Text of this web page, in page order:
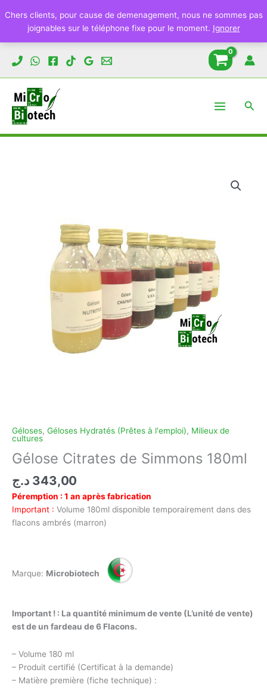
Chers clients, pour cause de demenagement, nous ne sommes pas
joignables sur le téléphone fixe pour le moment. Ignorer
Géloses, Géloses Hydratés (Prêtes à l'emploi), Milieux de
cultures
Gélose Citrates de Simmons 180ml
343,00 د.ج
Péremption : 1 an après fabrication
Important : Volume 180ml disponible temporairement dans des
flacons ambrés (marron)
Marque: Microbiotech
Important ! : La quantité minimum de vente (L’unité de vente)
est de un fardeau de 6 Flacons.
– Volume 180 ml
– Produit certifié (Certificat à la demande)
– Matière première (fiche technique) :
Simmons